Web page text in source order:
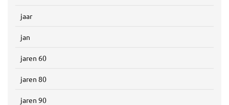
jaar
jan
jaren 60
jaren 80
jaren 90